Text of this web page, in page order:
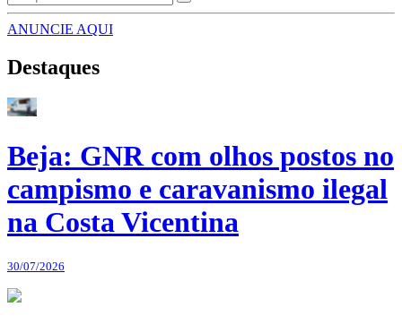
ANUNCIE AQUI
Destaques
Beja: GNR com olhos postos no
campismo e caravanismo ilegal
na Costa Vicentina
30/07/2026